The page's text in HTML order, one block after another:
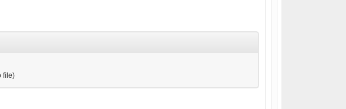
file)